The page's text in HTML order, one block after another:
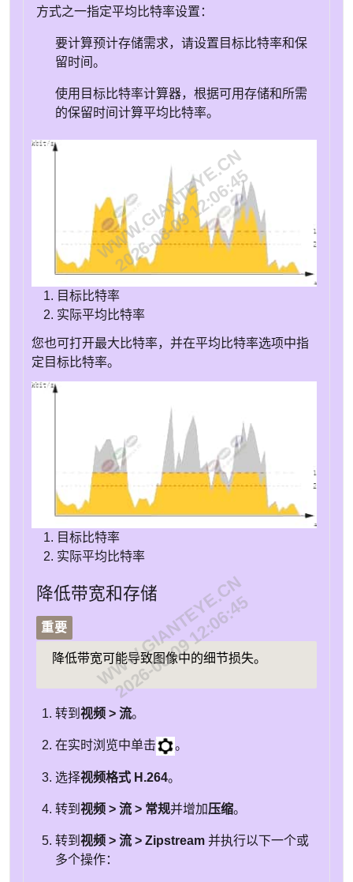
方式之一指定平均比特率设置：
要计算预计存储需求，请设置目标比特率和保
留时间。
使用目标比特率计算器，根据可用存储和所需
的保留时间计算平均比特率。
目标比特率
实际平均比特率
您也可打开最大比特率，并在平均比特率选项中指
定目标比特率。
目标比特率
实际平均比特率
降低带宽和存储
重要
降低带宽可能导致图像中的细节损失。
转到 视频 > 流。
在实时浏览中单击 。
选择视频格式 H.264。
转到 视频 > 流 > 常规并增加压缩。
转到 视频 > 流 > Zipstream 并执行以下一个或
多个操作：
WWW.GIANTEYE.CN
2026-08-09 12:06:45
WWW.GIANTEYE.CN
2026-08-09 12:06:45